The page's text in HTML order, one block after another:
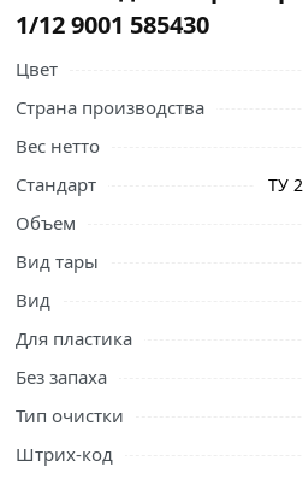
правильный выбор и заказать
профессиональные менеджеры
1/12 9001 585430
Цвет
Страна производства
Вес нетто
Стандарт ТУ
Объем
Вид тары
Вид
Для пластика
Без запаха
Тип очистки
Штрих-код